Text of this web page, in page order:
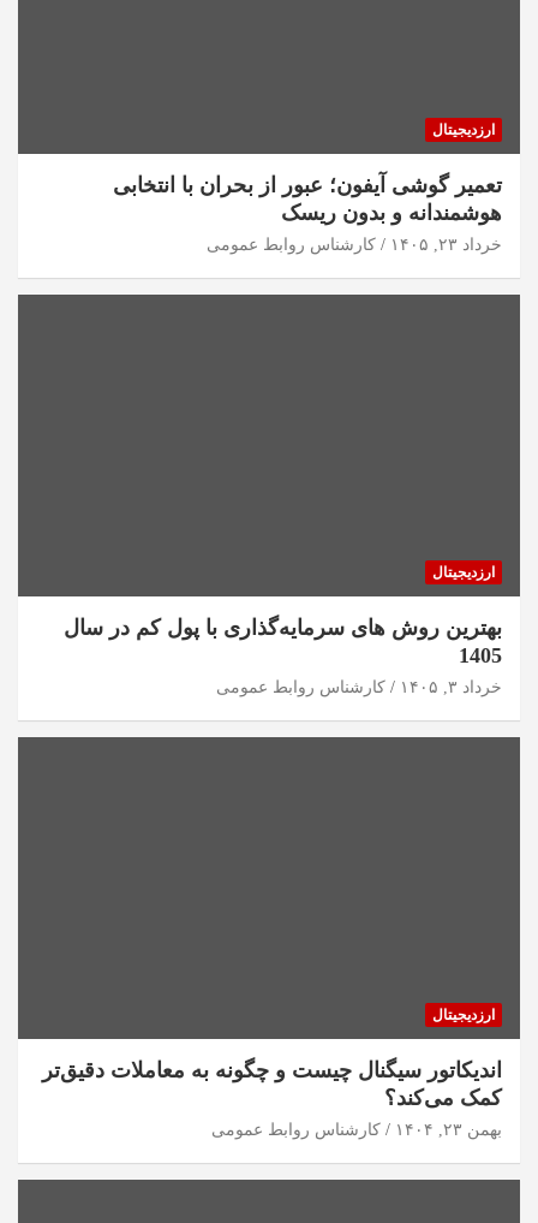
ارزدیجیتال
تعمیر گوشی آیفون؛ عبور از بحران با انتخابی
هوشمندانه و بدون ریسک
خرداد ۲۳, ۱۴۰۵ کارشناس روابط عمومی
ارزدیجیتال
بهترین روش های سرمایه‌گذاری با پول کم در سال
1405
خرداد ۳, ۱۴۰۵ کارشناس روابط عمومی
ارزدیجیتال
اندیکاتور سیگنال چیست و چگونه به معاملات دقیق‌تر
کمک می‌کند؟
بهمن ۲۳, ۱۴۰۴ کارشناس روابط عمومی